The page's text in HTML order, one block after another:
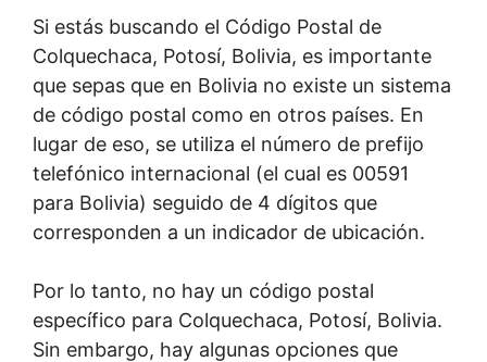
Si estás buscando el Código Postal de
Colquechaca, Potosí, Bolivia, es importante
que sepas que en Bolivia no existe un sistema
de código postal como en otros países. En
lugar de eso, se utiliza el número de prefijo
telefónico internacional (el cual es 00591
para Bolivia) seguido de 4 dígitos que
corresponden a un indicador de ubicación.
Por lo tanto, no hay un código postal
específico para Colquechaca, Potosí, Bolivia.
Sin embargo, hay algunas opciones que